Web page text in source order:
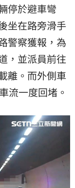
停於避車彎
坐在路旁滑手
警察獲報，為
，並派員前往
離。而外側車
流一度回堵。